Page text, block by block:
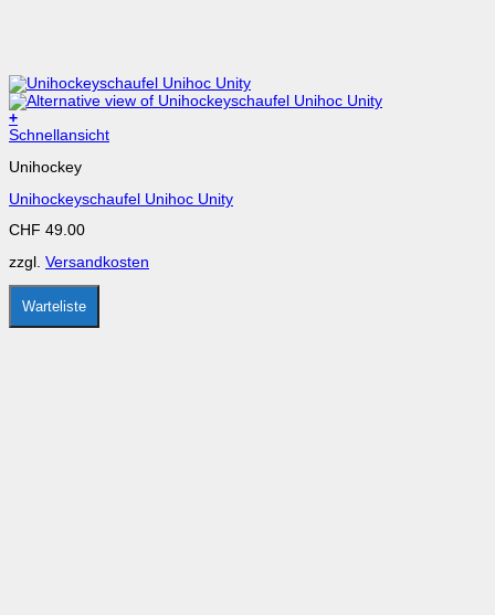
+
Dieses
weist
Varianten
Die
können
auf
der
Produktseite
gewählt
Schnellansicht
Unihockey
Unihockeyschaufel Unihoc Unity
CHF 49.00
zzgl. Versandkosten
Warteliste